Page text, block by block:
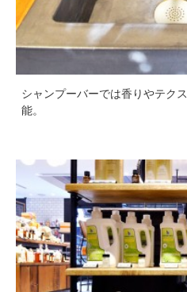
シャンプーバーでは香りやテク
能。